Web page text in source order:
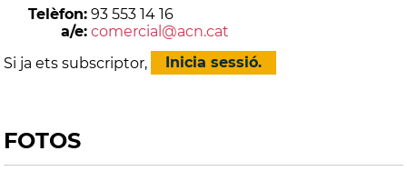
Telèfon: 93 553 14 16
a/e: comercial@acn.cat
Si ja ets subscriptor,
Inicia sessió.
FOTOS